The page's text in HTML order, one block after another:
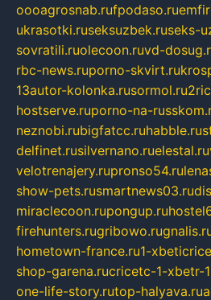
oooagrosnab.rufpodaso.ru
ukrasotki.ruseksuzbek.ruseks-
sovratili.ruolecoon.ruvd-
rbc-news.ruporno-skvirt.ru
13autor-kolonka.rusormol.ru
hostserve.ruporno-na-
neznobi.rubigfatcc.ruhabble.ru
delfinet.rusilvernano.ruelestal.ru
velotrenajery.rupronso54.ru
show-pets.rusmartnews03.ru
miraclecoon.rupongup.ru
firehunters.rugribowo.ru
hometown-france.ru1-
shop-garena.rucricetc-1-xbetr-
one-life-story.rutop-halyava.ru